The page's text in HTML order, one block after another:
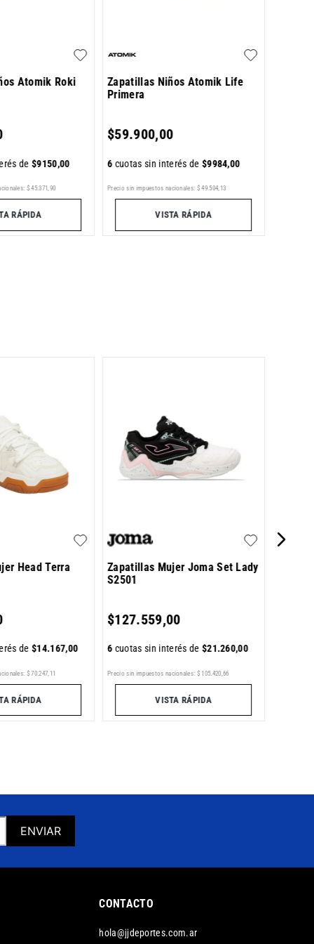
Atomik Roki
de$9150,00
$ 45.371,90
RÁPIDA
Zapatillas Niños Atomik Life
Primera
$59.900,00
6cuotas sin interés de$9984,00
Precio sin impuestos nacionales: $ 49.504, 13
VISTA RÁPIDA
Head Terra
de$14.167,00
$ 70 .247 11
RÁPIDA
Zapatillas Mujer Joma Set Lady
S2501
$127.559,00
6cuotas sin interés de$21.260,00
Precio sin impuestos nacionales: $ 105 420 ,66
VISTA RÁPIDA
ENVIAR
CONTACTO
hola@jjdeportes.com.ar